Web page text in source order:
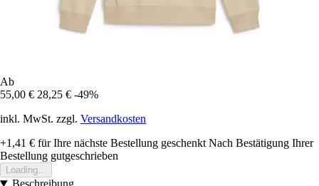
Ab
55,00 € 28,25 € -49%
inkl. MwSt. zzgl. Versandkosten
+1,41 € für Ihre nächste Bestellung geschenkt Nach Bestätigung Ihrer
Bestellung gutgeschrieben
Loading...